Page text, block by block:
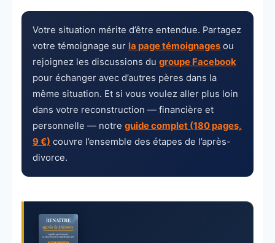
Votre situation mérite d’être entendue. Partagez
votre témoignage sur la page témoignages ou
rejoignez les discussions du groupe Facebook
pour échanger avec d’autres pères dans la
même situation. Et si vous voulez aller plus loin
dans votre reconstruction — financière et
personnelle — notre guide complet (180 pages,
9 €) couvre l’ensemble des étapes de l’après-
divorce.